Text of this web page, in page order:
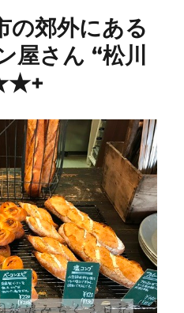
の郊外にある
屋さん “松川